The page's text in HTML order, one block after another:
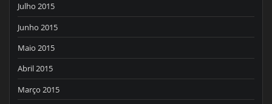
Julho 2015
Junho 2015
Maio 2015
Abril 2015
Março 2015